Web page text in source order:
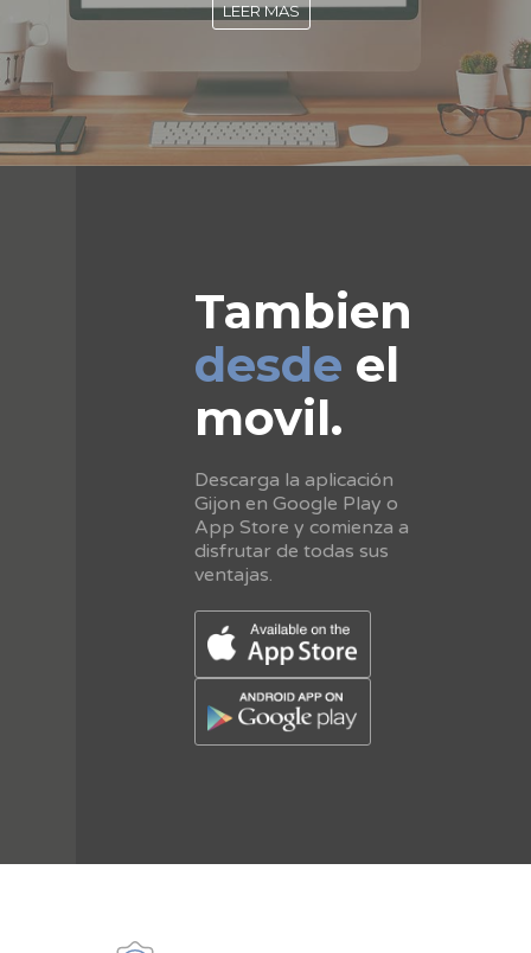
LEER MAS
Tambien
desde el
movil.
Descarga la aplicación
Gijon en Google Play o
App Store y comienza a
disfrutar de todas sus
ventajas.